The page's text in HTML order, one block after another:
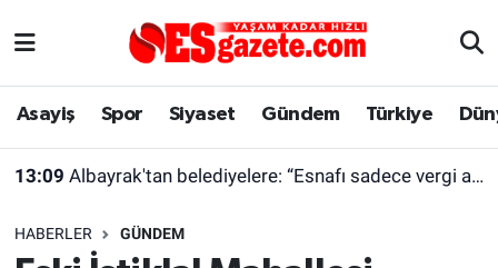
Asayiş Spor Siyaset Gündem Türkiye
13:09 Albayrak'tan belediyelere: “Esnafı sadece vergi alırken hatırlamayın”
HABERLER GÜNDEM
Asayiş
Gündem
Yaşam
Eskişehirspor Arşivi
Eskişehir Nöbetçi Eczaneler
Süper Lig Puan Durumu ve Fikstür